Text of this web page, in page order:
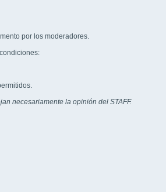
por los moderadores.
necesariamente la opinión del STAFF.